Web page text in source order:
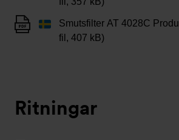
Smutsfilter AT 4028C
fil, 407 kB)
Ritningar